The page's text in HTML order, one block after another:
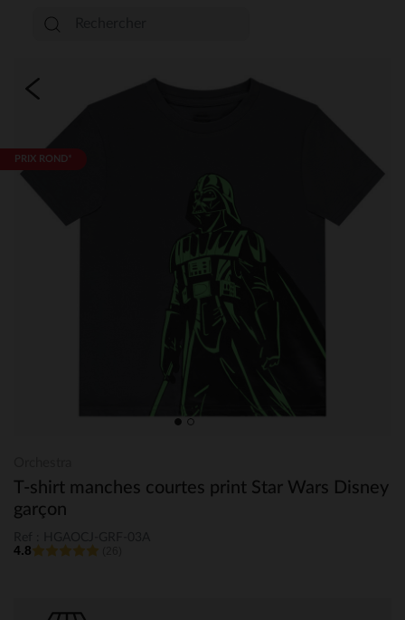
PRIX ROND*
T-shirt manches courtes print Star Wars Disney
garçon
4.8